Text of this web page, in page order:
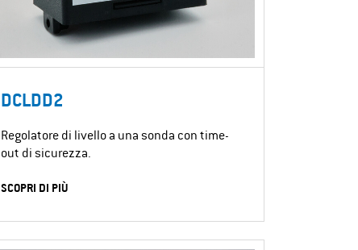
DCLDD2
Regolatore di livello a una sonda con time-
out di sicurezza.
SCOPRI DI PIÙ